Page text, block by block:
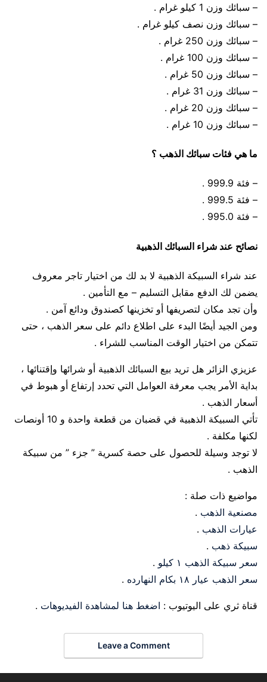
– سبائك وزن 1 كيلو غرام .
– سبائك وزن نصف كيلو غرام .
– سبائك وزن 250 غرام .
– سبائك وزن 100 غرام .
– سبائك وزن 50 غرام .
– سبائك وزن 31 غرام .
– سبائك وزن 20 غرام .
– سبائك وزن 10 غرام .
ما هي فئات سبائك الذهب ؟
– فئة 999.9 .
– فئة 999.5 .
– فئة 995.0 .
نصائح عند شراء السبائك الذهبية
عند شراء السبيكة الذهبية لا بد لك من اختيار تاجر معروف
يضمن لك الدفع مقابل التسليم – مع التأمين .
وأن تجد مكان لتصريفها أو تخزينها كصندوق ودائع آمن .
ومن الجيد أيضًا البدء على اطلاع دائم على سعر الذهب ، حتى
تتمكن من اختيار الوقت المناسب للشراء .
عزيزي الزائر هل تريد بيع السبائك الذهبية أو شرائها وإقتنائها ،
بداية الأمر يجب معرفة العوامل التي تحدد إرتفاع أو هبوط في
أسعار الذهب .
تأتي السبيكة الذهبية في قضبان من قطعة واحدة و 10 أونصات
لكنها مكلفة .
لا توجد وسيلة للحصول على حصة كسرية ” جزء ” من سبيكة
الذهب .
مواضيع ذات صلة :
مصنعية الذهب .
عيارات الذهب .
سبيكة ذهب .
سعر سبيكة الذهب ١ كيلو
.
سعر الذهب عيار ١٨ بكام النهارده
.
قناة ثري على اليوتيوب : اضغط هنا لمشاهدة الفيديوهات .
Leave a Comment